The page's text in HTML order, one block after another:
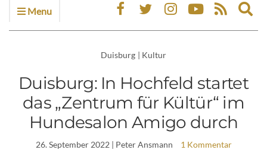
Menu
Duisburg | Kultur
Duisburg: In Hochfeld startet
das „Zentrum für Kültür“ im
Hundesalon Amigo durch
26. September 2022| Peter Ansmann 1 Kommentar